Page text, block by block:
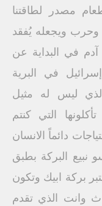
مصدر لطاقتنا
وحرب ويجعله يُفقد
في البداية عن
في البرية
ليس له مثيل
التي كنتم
دائماً الانسان
نبيع البركة بطبق
بركة ابيك وتكون
وانت الذي تقدم